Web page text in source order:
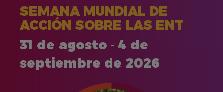
SEMANA MUNDIAL DE
ACCIÓN SOBRE LAS ENT
31 de agosto - 4 de
septiembre de 2026